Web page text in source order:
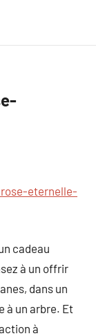
eternelle-
cadeau
à un offrir
dans un
à un arbre. Et
à